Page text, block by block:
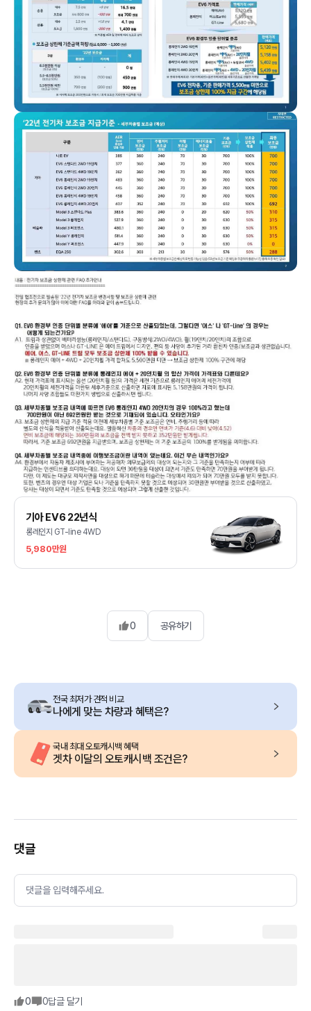
기아 EV6 22년식
롱레인지 GT-line 4WD
5,980만원
0 공유하기
전국 최저가 견적 비교
나에게 맞는 차량과 혜택은?
국내 최대 오토캐시백 혜택
겟차 이달의 오토캐시백 조건은?
댓글
댓글을 입력해주세요.
0 0답글 달기